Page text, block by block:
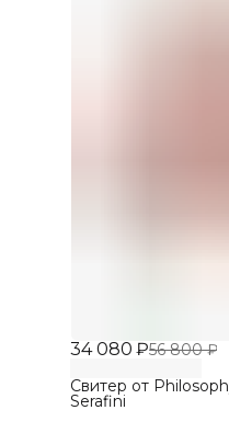
34 080 ₽56 800 ₽
Свитер от
Serafini